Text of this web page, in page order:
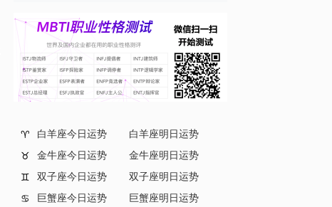
♈ 白羊座今日运势
白羊座明日运势
♉
金牛座今日运势
金牛座明日运势
♊
双子座今日运势
双子座明日运势
♋
巨蟹座今日运势
巨蟹座明日运势